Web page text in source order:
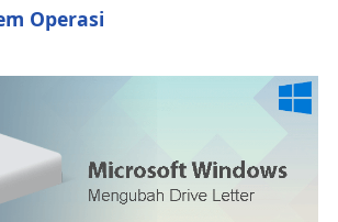
Operasi